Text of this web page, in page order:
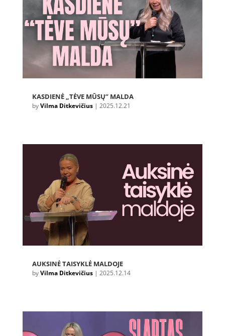
KASDIENĖ „TĖVE MŪSŲ” MALDA
byVilma Ditkevičius| 2025.12.21
AUKSINĖ TAISYKLĖ MALDOJE
byVilma Ditkevičius| 2025.12.14